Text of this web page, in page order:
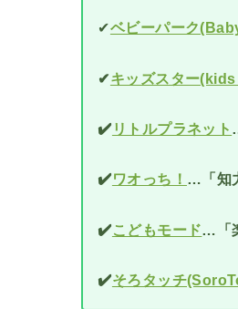
✔ベビーパーク
✔キッズスター
✔️ リトルプラネット
✔️ワオっち！ …「知
✔️こどもモード…「
✔️そろタッチ